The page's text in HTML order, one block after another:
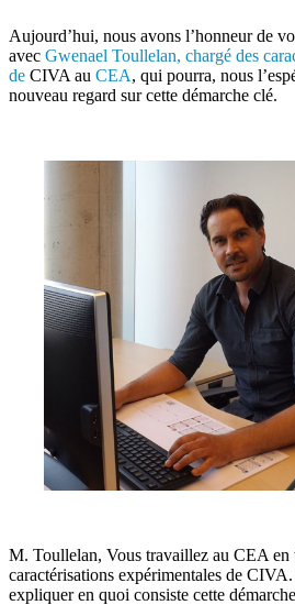
Aujourd’hui, nous avons l’honneur de
avec Gwenael Toullelan, chargé des
de CIVA au CEA, qui pourra, nous
nouveau regard sur cette démarche clé.
M. Toullelan, Vous travaillez au CEA en
caractérisations expérimentales de
expliquer en quoi consiste cette